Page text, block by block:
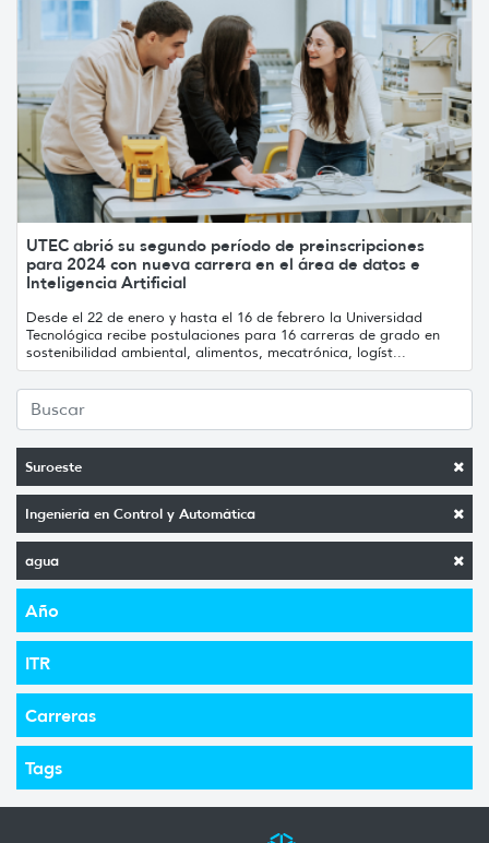
Suroeste
Ingeniería en Control y Automática
agua
Año
ITR
Carreras
Tags
UTEC abrió su segundo período de preinscripciones
para 2024 con nueva carrera en el área de datos e
Inteligencia Artificial
Desde el 22 de enero y hasta el 16 de febrero la Universidad
Tecnológica recibe postulaciones para 16 carreras de grado en
sostenibilidad ambiental, alimentos, mecatrónica, logíst...